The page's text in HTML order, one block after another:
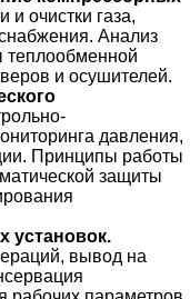
и очистки газа,
Анализ
теплообменной
и осушителей.
давления,
Принципы работы
защиты
установок.
вывод на